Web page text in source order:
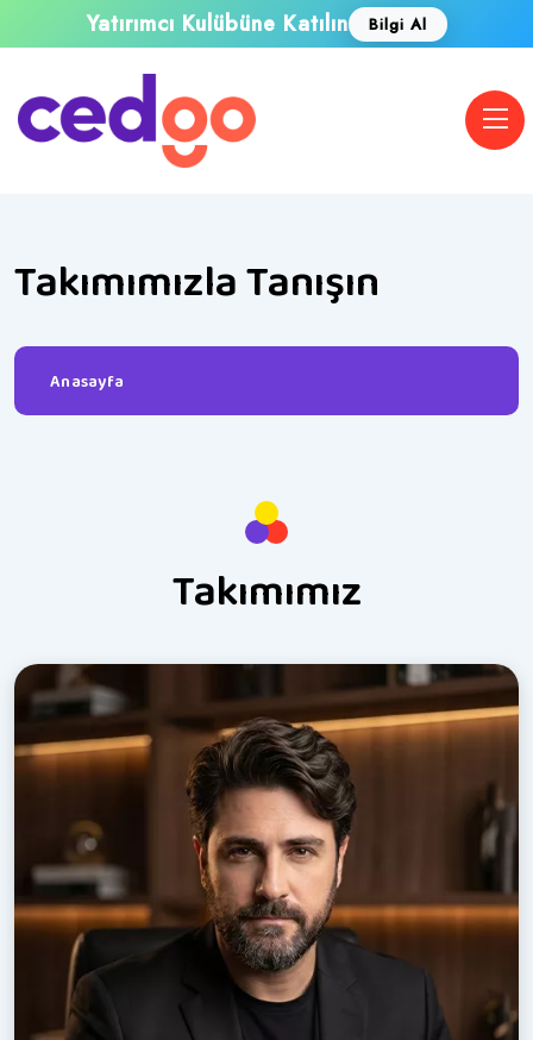
Yatırımcı Kulübüne Katılın Bilgi Al
Takımımızla Tanışın
Anasayfa
Takımımız